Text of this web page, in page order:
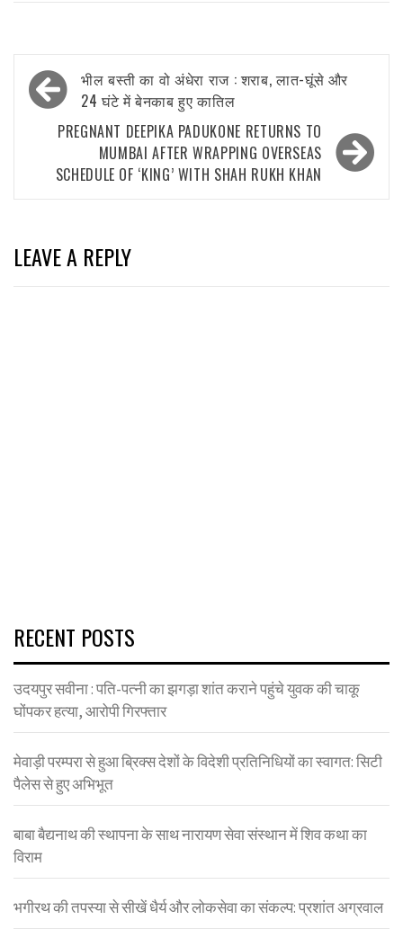
Post
navigation
भील बस्ती का वो अंधेरा राज : शराब, लात-घूंसे और
24 घंटे में बेनकाब हुए कातिल
PREGNANT DEEPIKA PADUKONE RETURNS TO
MUMBAI AFTER WRAPPING OVERSEAS
SCHEDULE OF ‘KING’ WITH SHAH RUKH KHAN
LEAVE A REPLY
RECENT POSTS
उदयपुर सवीना : पति-पत्नी का झगड़ा शांत कराने पहुंचे युवक की चाकू
घोंपकर हत्या, आरोपी गिरफ्तार
मेवाड़ी परम्परा से हुआ ब्रिक्स देशों के विदेशी प्रतिनिधियों का स्वागत: सिटी
पैलेस से हुए अभिभूत
बाबा बैद्यनाथ की स्थापना के साथ नारायण सेवा संस्थान में शिव कथा का
विराम
भगीरथ की तपस्या से सीखें धैर्य और लोकसेवा का संकल्प: प्रशांत अग्रवाल